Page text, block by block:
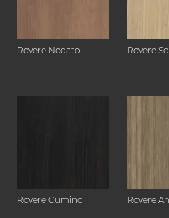
Rovere Nodato Rovere
Rovere Cumino Rovere